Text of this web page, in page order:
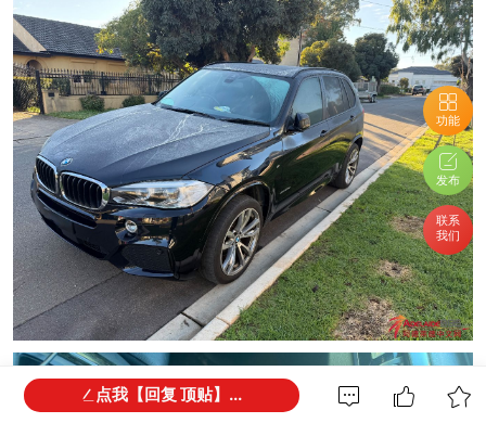
功能
发布
联系
我们
点我【回复 顶贴】...